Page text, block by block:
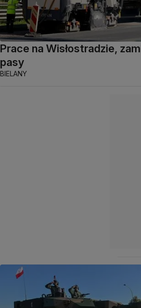
Prace na Wisłostradzie,
pasy
BIELANY